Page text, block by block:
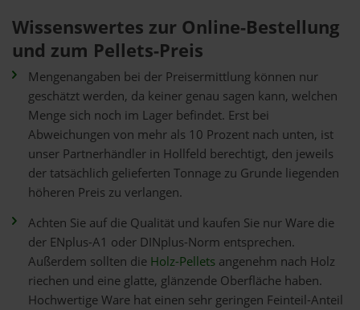
Wissenswertes zur Online-Bestellung
und zum Pellets-Preis
Mengenangaben bei der Preisermittlung können nur
geschätzt werden, da keiner genau sagen kann, welchen
Menge sich noch im Lager befindet. Erst bei
Abweichungen von mehr als 10 Prozent nach unten, ist
unser Partnerhändler in Hollfeld berechtigt, den jeweils
der tatsächlich gelieferten Tonnage zu Grunde liegenden
höheren Preis zu verlangen.
Achten Sie auf die Qualität und kaufen Sie nur Ware die
der ENplus-A1 oder DINplus-Norm entsprechen.
Außerdem sollten die Holz-Pellets angenehm nach Holz
riechen und eine glatte, glänzende Oberfläche haben.
Hochwertige Ware hat einen sehr geringen Feinteil-Anteil